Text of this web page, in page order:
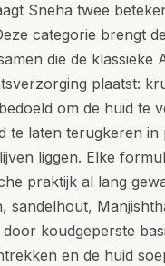
Sneha twee
categorie brengt
die de klassieke
plaatst:
om de huid te
te laten terugkeren in
liggen. Elke
praktijk al lang
sandelhout,
koudgeperste
en de huid